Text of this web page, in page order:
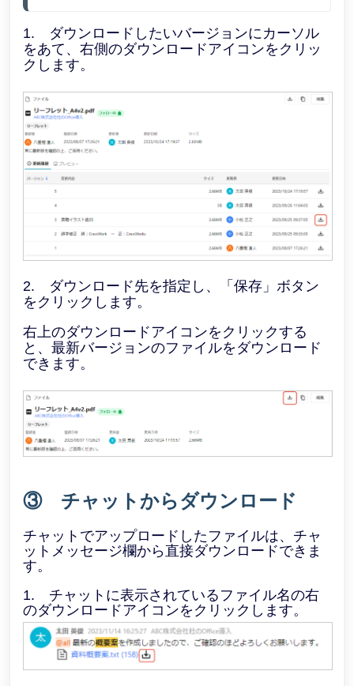
1. ダウンロードしたいバージョンにカーソル
をあて、右側のダウンロードアイコンをクリッ
クします。
2. ダウンロード先を指定し、「保存」ボタン
をクリックします。
右上のダウンロードアイコンをクリックする
と、最新バージョンのファイルをダウンロード
できます。
③ チャットからダウンロード
チャットでアップロードしたファイルは、チャ
ットメッセージ欄から直接ダウンロードできま
す。
1. チャットに表示されているファイル名の右
のダウンロードアイコンをクリックします。